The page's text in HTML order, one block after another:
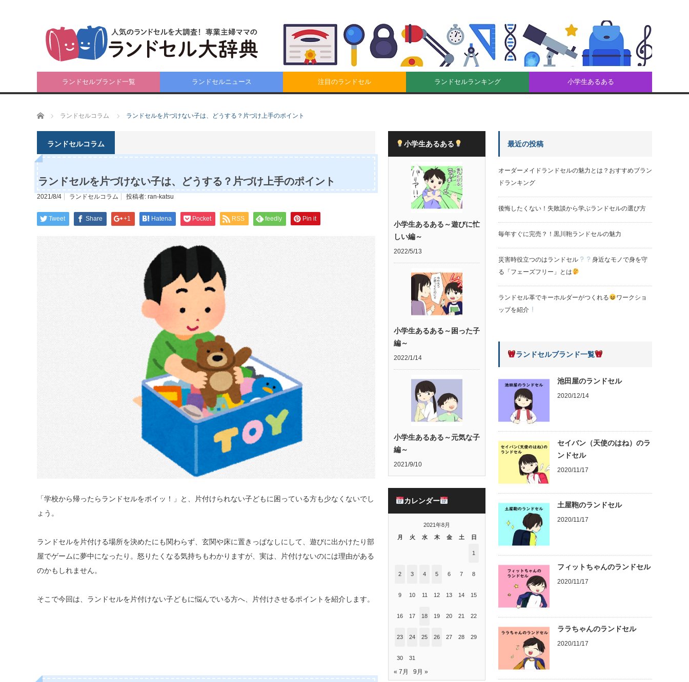
ランドセルブランド一覧 ランドセルニュース 注目のランドセル ランドセルランキング 小学生あるある
ホーム ランドセルコラム ランドセルを片づけない子は、どうする？片づけ上手のポイント
ランドセルコラム
ランドセルを片づけない子は、どうする？片づけ上手のポイント
2021/8/4 ランドセルコラム 投稿者: ran-katsu
Tweet Share +1 Hatena Pocket RSS feedly Pin it
「学校から帰ったらランドセルをポイッ！」と、片付けられない子どもに困っている方も少なくないでし
ょう。
ランドセルを片付ける場所を決めたにも関わらず、玄関や床に置きっぱなしにして、遊びに出かけたり部
屋でゲームに夢中になったり。怒りたくなる気持ちもわかりますが、実は、片付けないのには理由がある
のかもしれません。
そこで今回は、ランドセルを片付けない子どもに悩んでいる方へ、片付けさせるポイントを紹介します。
小学生あるある
小学生あるある～遊びに忙
しい編～
2022/5/13
小学生あるある～困った子
編～
2022/1/14
小学生あるある～元気な子
編～
2021/9/10
カレンダー
2021年8月
月
火 水 木 金 土 日
1
2 3 4 5 6 7 8
9 10 11 12 13 14 15
16 17 18 19 20 21 22
23 24 25 26 27 28 29
30 31
« 7月 9月 »
最近の投稿
オーダーメイドランドセルの魅力とは？おすすめブラン
ドランキング
後悔したくない！失敗談から学ぶランドセルの選び方
毎年すぐに完売？！黒川鞄ランドセルの魅力
災害時役立つのはランドセル
身近なモノで身を守
る「フェーズフリー」とは
ランドセル革でキーホルダーがつくれる
ワークショ
ップを紹介
ランドセルブランド一覧
池田屋のランドセル
2020/12/14
セイバン（天使のはね）のラ
ンドセル
2020/11/17
土屋鞄のランドセル
2020/11/17
フィットちゃんのランドセル
2020/11/17
ララちゃんのランドセル
2020/11/17